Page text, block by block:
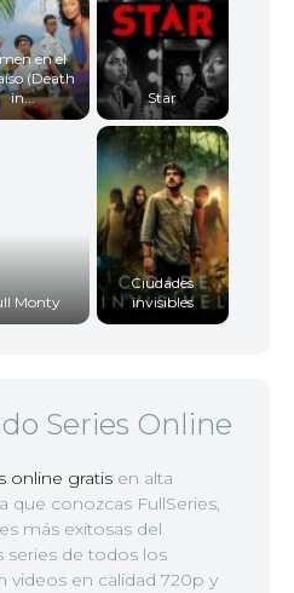
en el
(Death
in...
Star
Monty
Ciudades
invisibles
Series Online
online gratis en alta
que conozcas FullSeries,
más exitosas del
de todos los
en calidad 720p y